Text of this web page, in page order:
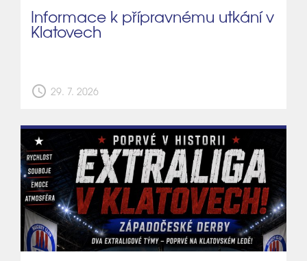
Informace k přípravnému utkání v
Klatovech
schedule 29. 7. 2026